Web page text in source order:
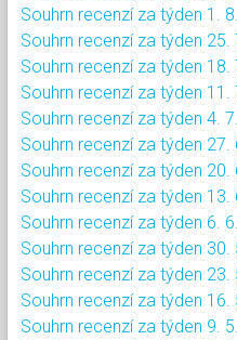
Souhrn recenzí za týden 1.
Souhrn recenzí za týden 25.
Souhrn recenzí za týden 18.
Souhrn recenzí za týden 11.
Souhrn recenzí za týden 4.
Souhrn recenzí za týden 27.
Souhrn recenzí za týden 20.
Souhrn recenzí za týden 13.
Souhrn recenzí za týden 6.
Souhrn recenzí za týden 30.
Souhrn recenzí za týden 23.
Souhrn recenzí za týden 16.
Souhrn recenzí za týden 9.